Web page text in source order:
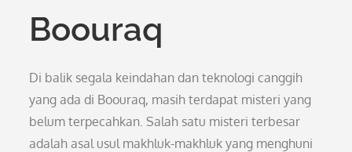
Boouraq
Di balik segala keindahan dan teknologi canggih
yang ada di Boouraq, masih terdapat misteri yang
belum terpecahkan. Salah satu misteri terbesar
adalah asal usul makhluk-makhluk yang menghuni